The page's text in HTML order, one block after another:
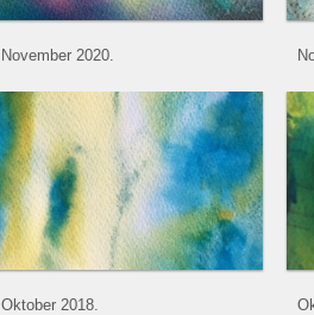
November 2020.
Oktober 2018.